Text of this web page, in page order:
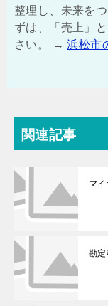
整理し、未来を
ずは、「売上」
さい。 →浜松市
関連記事
マ
勘